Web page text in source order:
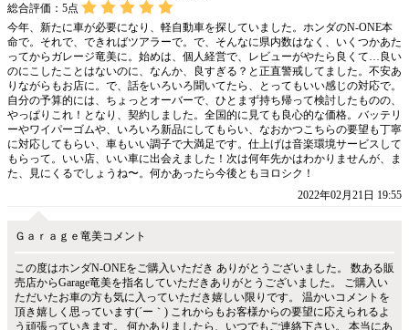
総合評価： 5点
今年、新たに車が必要になり、軽自動車を探していました。ホンダのN-ONE本
命で。それで、できればツアラーで。で、そんなに県内数はなく、いくつかあた
ってからガレージ竜美に。始めは、個人経営で、レビューがやたら良くて…良い
のにこしたことはないのに、なんか、良すぎる？と正直警戒してました。不安あ
りながらもお店に。で、話をいろいろ聞いてたら、とってもいい感じの対応で。
自分の予算的には、ちょっとオーバーで、ひとまず持ち帰って検討したものの、
やっぱりこれ！となり、契約しました。全国的に見ても良心的な価格。バッテリ
ーやワイパーゴムや、いろいろ新品にしてもらい、なおかつこちらの要望も丁寧
に対応してもらい、車もいい調子で大満足です。仕上げは音楽環境サービスして
もらって。いい店、いい車に出会えました！次は何年先かはわかりませんが、ま
た、見にくるでしょうね〜。何かあったら今後ともヨロシク！
2022年02月21日 19:55
Ｇａｒａｇｅ竜美コメント
この度はホンダN-ONEをご購入いただき ありがとうございました。 数ある販
売店からGarage竜美を指名していただきありがとうございました。 ご購入い
ただいたお車の方も気に入っていただき嬉しい限りです。 温かいコメントを
頂き嬉しく思っています(´ー｀) これからもお客様からの要望に応えられるよ
う頑張っていきます。 何かありましたら、いつでもご連絡下さい。 本当にあ